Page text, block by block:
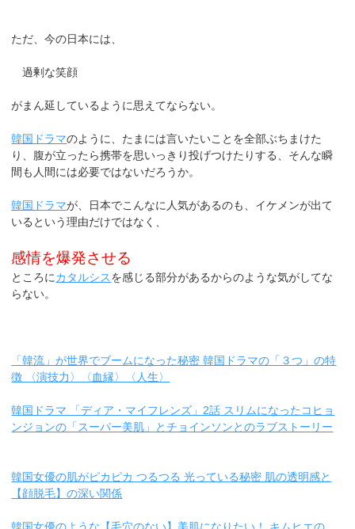
ただ、今の日本には、
過剰な笑顔
がまん延しているように思えてならない。
韓国ドラマのように、たまには言いたいことを全部ぶちまけた
り、腹が立ったら携帯を思いっきり投げつけたりする、そんな瞬
間も人間には必要ではないだろうか。
韓国ドラマが、日本でこんなに人気があるのも、イケメンが出て
いるという理由だけではなく、
感情を爆発させる
ところにカタルシスを感じる部分があるからのような気がしてな
らない。
「韓流」が世界でブームになった秘密 韓国ドラマの「３つ」の特
徴 〈演技力〉〈血縁〉〈人生〉
韓国ドラマ 「ディア・マイフレンズ」2話 スリムになったコヒョ
ンジョンの「スーパー美肌」とチョインソンとのラブストーリー
韓国女優の肌がピカピカ つるつる 光っている秘密 肌の透明感と
【顔脱毛】の深い関係
韓国女優のような【毛穴のない】美肌になりたい！ キムヒエの